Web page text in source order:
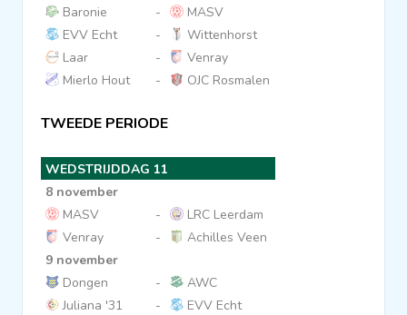
Baronie
-
MASV
EVV Echt
-
Wittenhorst
Laar
-
Venray
Mierlo Hout
- OJC Rosmalen
TWEEDE PERIODE
WEDSTRIJDDAG 11
8 november
MASV
-
LRC Leerdam
Venray
-
Achilles Veen
9 november
Dongen
-
AWC
Juliana '31
-
EVV Echt